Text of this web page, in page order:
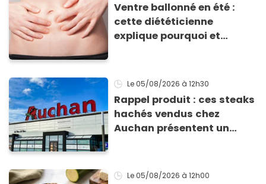
Ventre ballonné en été :
cette diététicienne
explique pourquoi et
Le 05/08/2026 à 12h30
Rappel produit : ces steaks
hachés vendus chez
Auchan présentent un
Le 05/08/2026 à 12h00